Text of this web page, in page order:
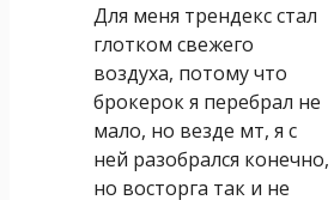
Для меня трендекс стал
глотком свежего
воздуха, потому что
брокерок я перебрал не
мало, но везде мт, я с
ней разобрался конечно,
но восторга так и не